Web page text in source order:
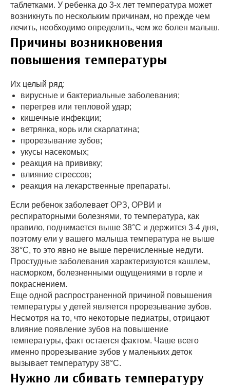
таблетками. У ребенка до 3-х лет температура может
возникнуть по нескольким причинам, но прежде чем
лечить, необходимо определить, чем же болен малыш.
Причины возникновения
повышения температуры
Их целый ряд:
вирусные и бактериальные заболевания;
перегрев или тепловой удар;
кишечные инфекции;
ветрянка, корь или скарлатина;
прорезывание зубов;
укусы насекомых;
реакция на прививку;
влияние стрессов;
реакция на лекарственные препараты.
Если ребенок заболевает ОРЗ, ОРВИ и
респираторными болезнями, то температура, как
правило, поднимается выше 38°С и держится 3-4 дня,
поэтому ели у вашего малыша температура не выше
38°С, то это явно не выше перечисленные недуги.
Простудные заболевания характеризуются кашлем,
насморком, болезненными ощущениями в горле и
покраснением.
Еще одной распространенной причиной повышения
температуры у детей является прорезывание зубов.
Несмотря на то, что некоторые педиатры, отрицают
влияние появление зубов на повышение
температуры, факт остается фактом. Чаше всего
именно прорезывание зубов у маленьких деток
вызывает температуру 38°С.
Нужно ли сбивать температуру